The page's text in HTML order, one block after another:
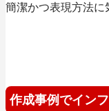
簡潔かつ表現方法に
作成事例でイン